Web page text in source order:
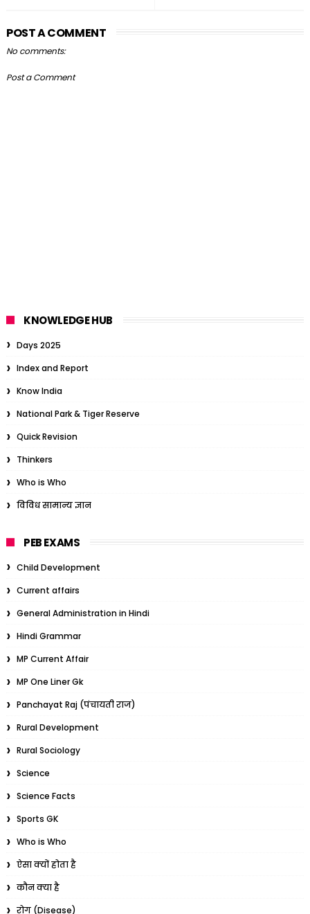
POST A COMMENT
No comments:
Post a Comment
KNOWLEDGE HUB
Days 2025
Index and Report
Know India
National Park & Tiger Reserve
Quick Revision
Thinkers
Who is Who
विविध सामान्य ज्ञान
PEB EXAMS
Child Development
Current affairs
General Administration in Hindi
Hindi Grammar
MP Current Affair
MP One Liner Gk
Panchayat Raj (पंचायती राज)
Rural Development
Rural Sociology
Science
Science Facts
Sports GK
Who is Who
ऐसा क्यों होता है
कौन क्या है
रोग (Disease)